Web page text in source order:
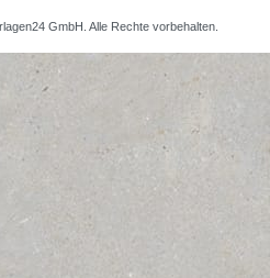
GmbH. Alle Rechte vorbehalten.